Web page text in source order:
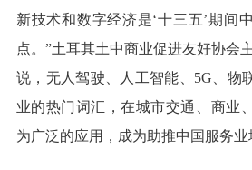
新技术和数字经济是‘十三五’期间
点。”土耳其土中商业促进友好协会
说，无人驾驶、人工智能、5G、物
业的热门词汇，在城市交通、商业
为广泛的应用，成为助推中国服务业